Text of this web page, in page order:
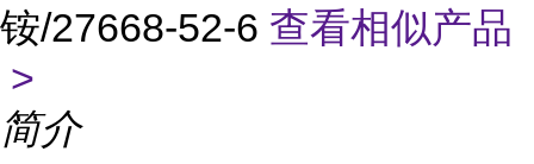
铵/27668-52-6 查看相似产品
>
简介